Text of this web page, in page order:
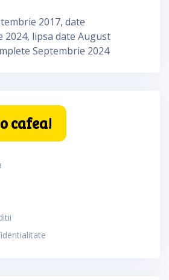
2017, date
2024, lipsa date August
Septembrie 2024
cafea!